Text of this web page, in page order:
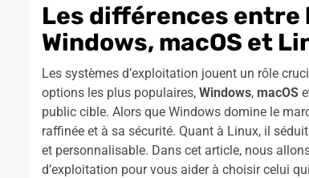
Les différences entre
Windows, macOS et
Les systèmes d’exploitation jouent un rôle
options les plus populaires, Windows, macOS
public cible. Alors que Windows domine le
raffinée et à sa sécurité. Quant à Linux, il
et personnalisable. Dans cet article, nous
d’exploitation pour vous aider à choisir celui